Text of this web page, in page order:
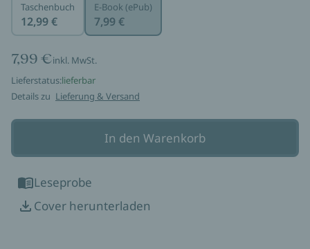
Taschenbuch
12,99 €
E-Book (ePub)
7,99 €
7,99 €inkl. MwSt.
Lieferstatus:lieferbar
Details zu Lieferung & Versand
In den Warenkorb
Leseprobe
Cover herunterladen